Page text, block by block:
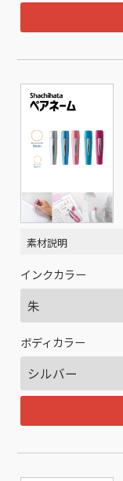
素材説明
インクカラー
ボディカラー